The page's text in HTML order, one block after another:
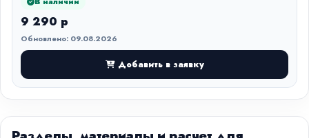
9 290 р
Обновлено: 09.08.2026
Добавить в заявку